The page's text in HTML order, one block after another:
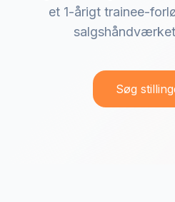
et 1-årigt trainee-
Søg